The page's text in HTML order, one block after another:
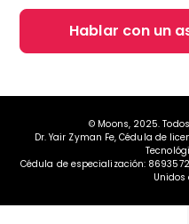
Hablar con un
© Moons, 2025.
Dr. Yair Zyman Fe, Cédula de
Cédula de especialización:
Unidos